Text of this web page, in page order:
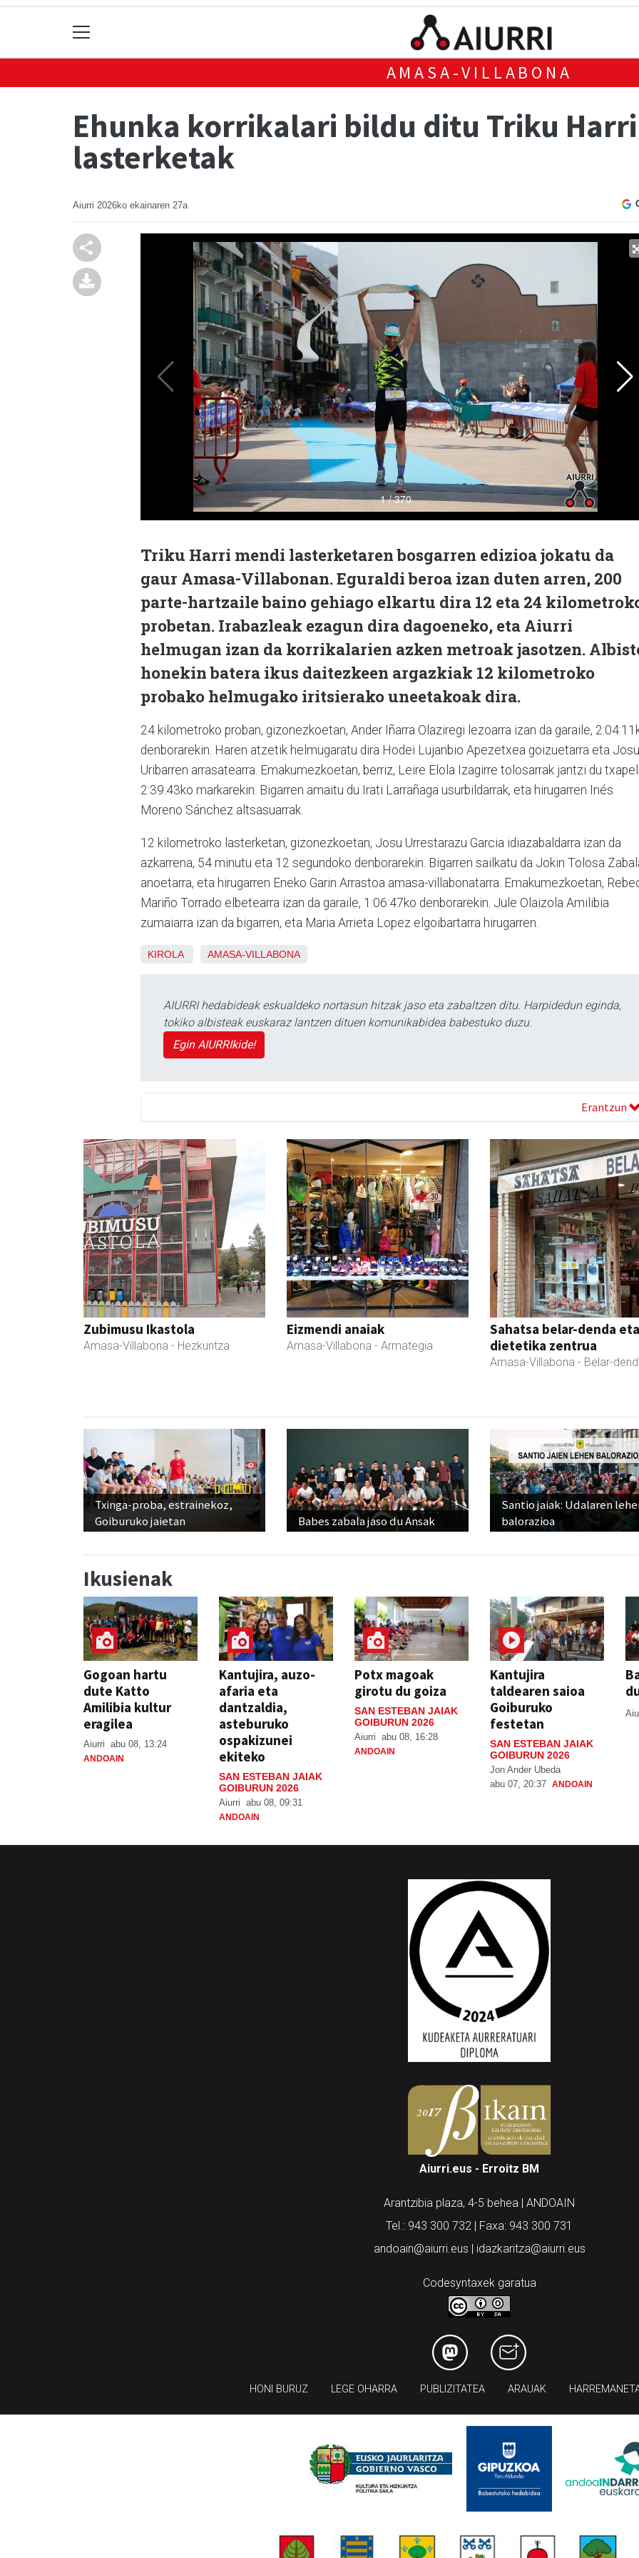
AMASA-VILLABONA
Ehunka korrikalari bildu ditu Triku
lasterketak
Aiurri 2026ko ekainaren 27a
Triku Harri mendi lasterketaren bosgarren edizioa jokatu da
gaur Amasa-Villabonan. Eguraldi beroa izan duten arren, 200
parte-hartzaile baino gehiago elkartu dira 12 eta 24
probetan. Irabazleak ezagun dira dagoeneko, eta Aiurri
helmugan izan da korrikalarien azken metroak jasotzen.
honekin batera ikus daitezkeen argazkiak 12 kilometroko
probako helmugako iritsierako uneetakoak dira.
24 kilometroko proban, gizonezkoetan, Ander Iñarra Olaziregi lezoarra izan da garaile,
denborarekin. Haren atzetik helmugaratu dira Hodei Lujanbio Apezetxea goizuetarra eta Josu
Uribarren arrasatearra. Emakumezkoetan, berriz, Leire Elola Izagirre tolosarrak jantzi du
2:39:43ko markarekin. Bigarren amaitu du Irati Larrañaga usurbildarrak, eta hirugarren Inés
Moreno Sánchez altsasuarrak.
12 kilometroko lasterketan, gizonezkoetan, Josu Urrestarazu Garcia idiazabaldarra izan da
azkarrena, 54 minutu eta 12 segundoko denborarekin. Bigarren sailkatu da Jokin Tolosa
anoetarra, eta hirugarren Eneko Garin Arrastoa amasa-villabonatarra. Emakumezkoetan,
Mariño Torrado elbetearra izan da garaile, 1:06:47ko denborarekin. Jule Olaizola Amilibia
zumaiarra izan da bigarren, eta Maria Arrieta Lopez elgoibartarra hirugarren.
KIROLA AMASA-VILLABONA
AIURRI hedabideak eskualdeko nortasun hitzak jaso eta zabaltzen ditu. Harpidedun eginda,
tokiko albisteak euskaraz lantzen dituen komunikabidea babestuko duzu.
Egin AIURRIkide!
Erantzun
Zubimusu Ikastola
Amasa-Villabona - Hezkuntza
Eizmendi anaiak
Amasa-Villabona - Armategia
Sahatsa belar-denda eta
dietetika zentrua
Amasa-Villabona - Belar-
Txinga-proba, estrainekoz,
Goiburuko jaietan
Babes zabala jaso du Ansak
Santio jaiak: Udalaren
balorazioa
Ikusienak
Gogoan hartu
dute Katto
Amilibia kultur
eragilea
Aiurri abu 08, 13:24
ANDOAIN
Kantujira, auzo-
afaria eta
dantzaldia,
asteburuko
ospakizunei
ekiteko
SAN ESTEBAN JAIAK
GOIBURUN 2026
Aiurri abu 08, 09:31
ANDOAIN
Potx magoak
girotu du goiza
SAN ESTEBAN JAIAK
GOIBURUN 2026
Aiurri abu 08, 16:28
ANDOAIN
Kantujira
taldearen saioa
Goiburuko
festetan
SAN ESTEBAN JAIAK
GOIBURUN 2026
Jon Ander Ubeda
abu 07, 20:37 ANDOAIN
Aiurri.eus - Erroitz BM
Arantzibia plaza, 4-5 behea | ANDOAIN
Tel.: 943 300 732 | Faxa: 943 300 731
andoain@aiurri.eus | idazkaritza@aiurri.eus
Codesyntaxek garatua
HONI BURUZ LEGE OHARRA PUBLIZITATEA ARAUAK